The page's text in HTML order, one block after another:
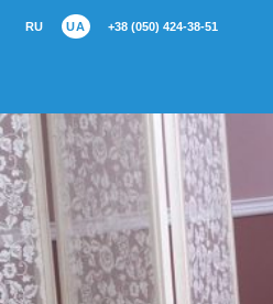
RU UA +38 (050) 424-38-51